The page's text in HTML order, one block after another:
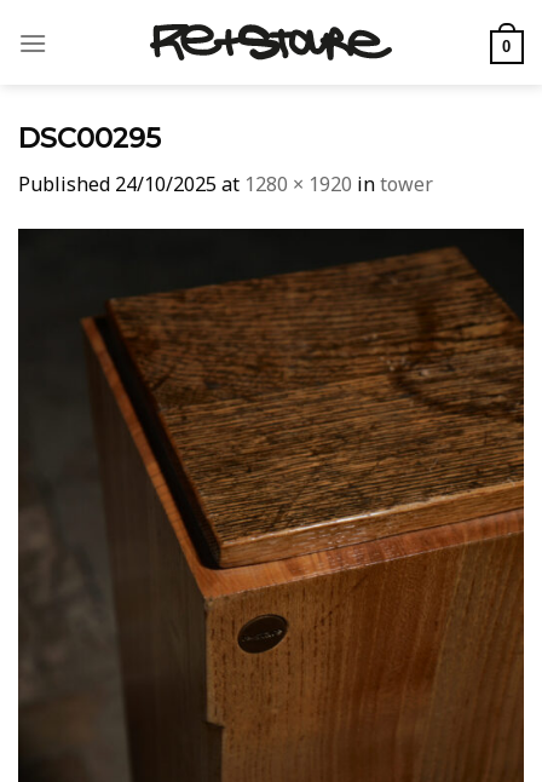
0
DSC00295
Published 24/10/2025at 1280 × 1920 intower